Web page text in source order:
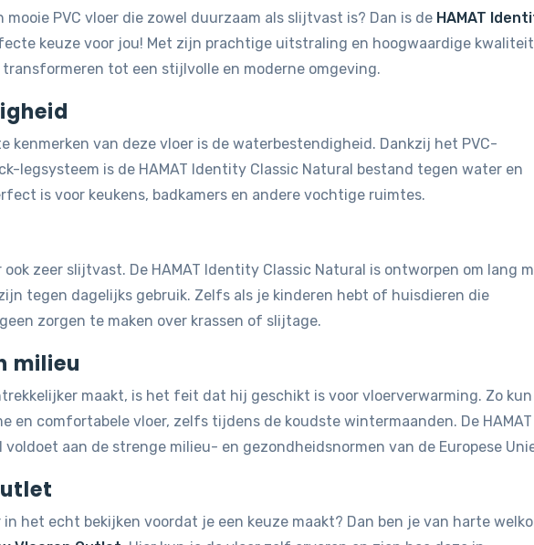
mooie PVC vloer die zowel duurzaam als slijtvast is? Dan is de HAMAT
keuze voor jou! Met zijn prachtige uitstraling en hoogwaardige
tot een stijlvolle en moderne omgeving.
kenmerken van deze vloer is de waterbestendigheid. Dankzij het PVC-
legsysteem is de HAMAT Identity Classic Natural bestand tegen water en
is voor keukens, badkamers en andere vochtige ruimtes.
ook zeer slijtvast. De HAMAT Identity Classic Natural is ontworpen om lang
tegen dagelijks gebruik. Zelfs als je kinderen hebt of huisdieren die
zorgen te maken over krassen of slijtage.
milieu
maakt, is het feit dat hij geschikt is voor vloerverwarming. Zo
en comfortabele vloer, zelfs tijdens de koudste wintermaanden. De HAMAT
aan de strenge milieu- en gezondheidsnormen van de Europese
in het echt bekijken voordat je een keuze maakt? Dan ben je van harte